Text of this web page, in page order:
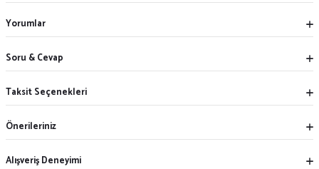
Yorumlar
Soru & Cevap
Taksit Seçenekleri
Önerileriniz
Alışveriş Deneyimi